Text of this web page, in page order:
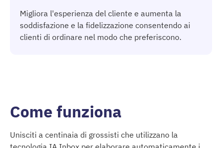
Migliora l'esperienza del cliente e aumenta la
soddisfazione e la fidelizzazione consentendo ai
clienti di ordinare nel modo che preferiscono.
Come funziona
Unisciti a centinaia di grossisti che utilizzano la